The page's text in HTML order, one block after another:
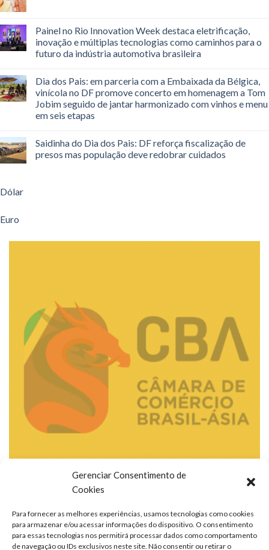
Gerenciar Consentimento de
Cookies
Para fornecer as melhores experiências, usamos tecnologias como cookies
para armazenar e/ou acessar informações do dispositivo. O consentimento
para essas tecnologias nos permitirá processar dados como comportamento
de navegação ou IDs exclusivos neste site. Não consentir ou retirar o
Painel no Rio Innovation Week destaca eletrificação,
inovação e múltiplas tecnologias como caminhos para o
futuro da indústria automotiva brasileira
Dia dos Pais: em parceria com a Embaixada da Bélgica,
vinícola no DF promove concerto em homenagem a Tom
Jobim seguido de jantar harmonizado com vinhos e menu
em seis etapas
Saidinha do Dia dos Pais: DF reforça fiscalização de
presos mas população deve redobrar cuidados
Dólar
Euro